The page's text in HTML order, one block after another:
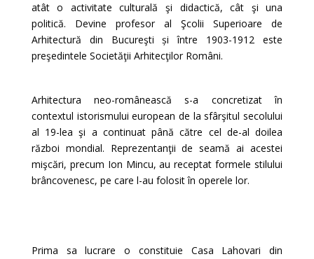
atât o activitate culturală şi didactică, cât şi una
politică. Devine profesor al Şcolii Superioare de
Arhitectură din Bucureşti și între 1903-1912 este
preşedintele Societăţii Arhitecţilor Români.
Arhitectura neo-românească s-a concretizat în
contextul istorismului european de la sfârşitul secolului
al 19-lea şi a continuat până către cel de-al doilea
război mondial. Reprezentanţii de seamă ai acestei
mişcări, precum Ion Mincu, au receptat formele stilului
brâncovenesc, pe care l-au folosit în operele lor.
Prima sa lucrare o constituie Casa Lahovari din